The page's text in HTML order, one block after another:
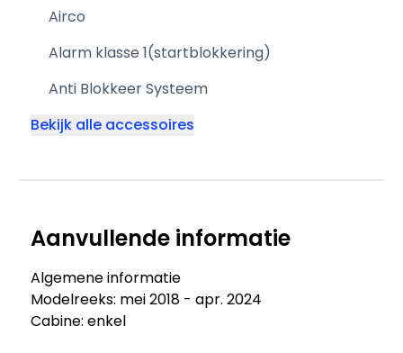
Airco
Alarm klasse 1(startblokkering)
Anti Blokkeer Systeem
Bekijk alle accessoires
Aanvullende informatie
Algemene informatie
Modelreeks: mei 2018 - apr. 2024
Cabine: enkel